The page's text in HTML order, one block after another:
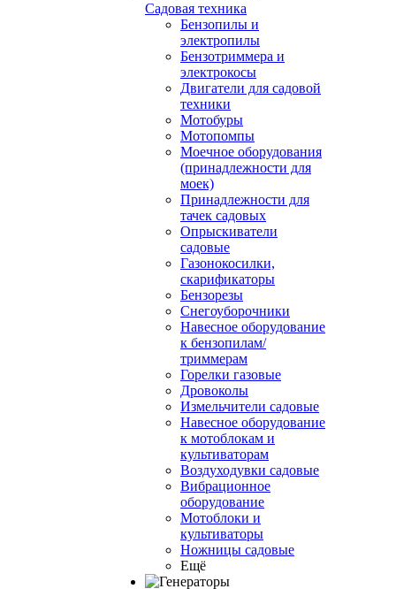
Садовая техника
Бензопилы и
электропилы
Бензотриммера и
электрокосы
Двигатели для садовой
техники
Мотобуры
Мотопомпы
Моечное оборудования
(принадлежности для
моек)
Принадлежности для
тачек садовых
Опрыскиватели
садовые
Газонокосилки,
скарификаторы
Бензорезы
Снегоуборочники
Навесное оборудование
к бензопилам/
триммерам
Горелки газовые
Дровоколы
Измельчители садовые
Навесное оборудование
к мотоблокам и
культиваторам
Воздуходувки садовые
Вибрационное
оборудование
Мотоблоки и
культиваторы
Ножницы садовые
Ещё